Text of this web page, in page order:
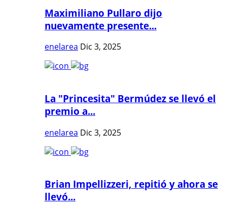
Maximiliano Pullaro dijo
nuevamente presente...
enelarea Dic 3, 2025
La "Princesita" Bermúdez se llevó el
premio a...
enelarea Dic 3, 2025
Brian Impellizzeri, repitió y ahora se
llevó...